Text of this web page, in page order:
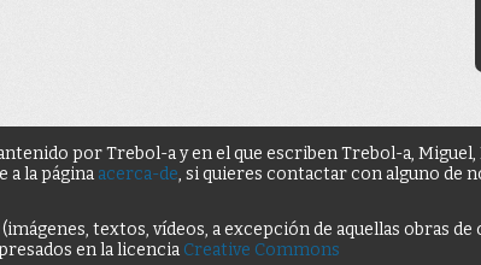
por Trebol-a y en el que escriben Trebol-a,
a la página acerca-de, si quieres contactar con alguno de
textos, vídeos, a excepción de aquellas obras
en la licencia Creative Commons